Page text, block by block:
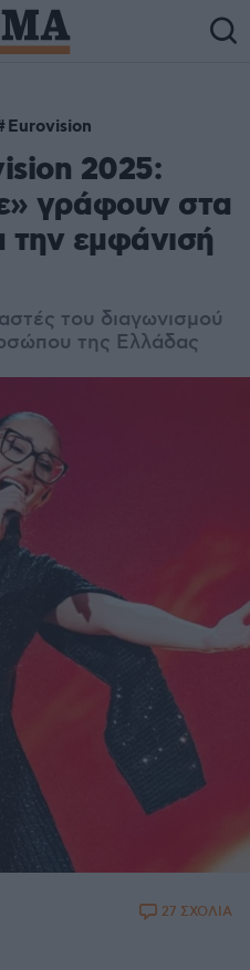
Eurovision
2025:
γράφουν στα
την εμφάνισή
του διαγωνισμού
της Ελλάδας
27 ΣΧΟΛΙΑ